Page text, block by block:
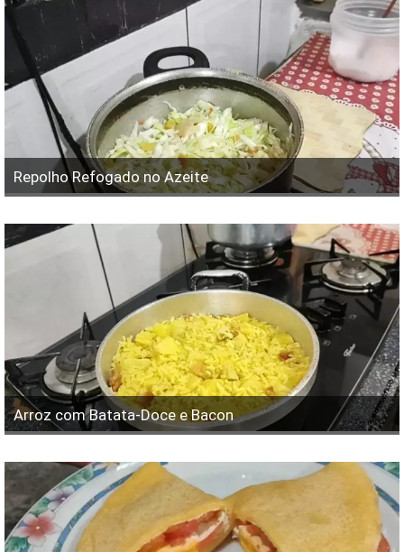
Repolho Refogado no Azeite
Arroz com Batata-Doce e Bacon